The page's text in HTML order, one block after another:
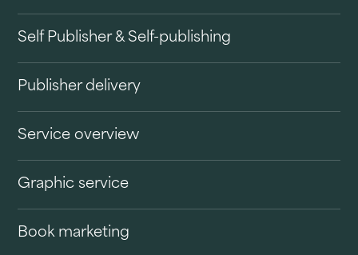
Self Publisher & Self-publishing
Publisher delivery
Service overview
Graphic service
Book marketing